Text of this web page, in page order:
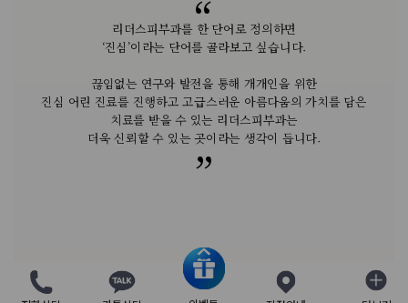
오랫동안 방문하고 있습니다.
연주와 그 외 활동으로 무척 바쁜 저에겐 신뢰할 수 있는 브랜드를
선정할 때 높은 전문성과 효율성이 가장 중요합니다.
리더스피부과에서는 매번 짧은 내한 기간 안에
크게 만족스러운 결과를 만들어주시니 감탄할 따름입니다!
유저 경험 또한 훌륭하여 방문할 때마다
편안하게 관리를 받을 수 있는 것도 큰 장점입니다.
가까운 지인들에게 자신 있게 추천하여 함께 방문하기도 합니다.
과도한 진료 없이 정도를 묵묵히 걷는 리더스를 응원합니다!
리더스피부과는 섬세하고 정확한 진단을 통해
맞춤 치료를 제공하며,언제나 따뜻한 쉼터로 기억됩니다.
피부과 전문의라는 전문성을 살려 여드름, 지성, 홍조, 탄력 등
다양한 피부 고민에도 개인별 맞춤 치료를 제공하는
리더스피부과이기에 주변 지인들에게도 추천하고 있습니다.
이십여 년 이상 리더스피부과를 찾으면서 느낀 바는
피부과에서 적극적으로 치료를 받는 것은
나 자신에 대한 관리를 통해 긍정적인 마음을 주고,
타인에게까지 이러한 자세를 드러내게 한다는 것입니다.
나뿐이 아닌 상대방에게 이런 에너지를 전달하고
넓게 보아 사회 전반에까지 상승 효과를 주는
긍정적인 시너지가 있다고 생각합니다.
아름다운 피부는 삶에 자신감을 불어넣고 생동감을 줄 수 있습니다.
리더스피부과의 장인 정신을 가진 원장님들의 ‘손맛’은
피부의 자생력과 본래의 힘을 키우고 밸런스가 유지될 수 있도록
과학적인 피부 과학 매커니즘을 개입시켜 기능을 보완한다면
삶의 질에 대한 개선도 찾아오리라 생각합니다.
우리가 상상할 수 있는 가장 최선의 피부 상태를 상정하고
실현 가능한 미래가치를 구현하는 리더스피부과는
‘유토피아’라고 표현해 보고 싶습니다.
지적인 원장님들과 연구개발과 혁신의 노력을 멈추지 않는 의료진은
리더스피부과에 대한 신뢰를 높여 줍니다
리더스피부과를 한 단어로 정의하면
‘진심’이라는 단어를 골라보고 싶습니다.
끊임없는 연구와 발전을 통해 개개인을 위한
진심 어린 진료를 진행하고 고급스러운 아름다움의 가치를 담은
치료를 받을 수 있는 리더스피부과는
더욱 신뢰할 수 있는 곳이라는 생각이 듭니다.
오랫동안 방문하고 있습니다.
연주와 그 외 활동으로 무척 바쁜 저에겐 신뢰할 수 있는 브랜드를
선정할 때 높은 전문성과 효율성이 가장 중요합니다.
리더스피부과에서는 매번 짧은 내한 기간 안에
크게 만족스러운 결과를 만들어주시니 감탄할 따름입니다!
유저 경험 또한 훌륭하여 방문할 때마다
편안하게 관리를 받을 수 있는 것도 큰 장점입니다.
가까운 지인들에게 자신 있게 추천하여 함께 방문하기도 합니다.
과도한 진료 없이 정도를 묵묵히 걷는 리더스를 응원합니다!
리더스피부과는 섬세하고 정확한 진단을 통해
맞춤 치료를 제공하며,언제나 따뜻한 쉼터로 기억됩니다.
피부과 전문의라는 전문성을 살려 여드름, 지성, 홍조, 탄력 등
다양한 피부 고민에도 개인별 맞춤 치료를 제공하는
리더스피부과이기에 주변 지인들에게도 추천하고 있습니다.